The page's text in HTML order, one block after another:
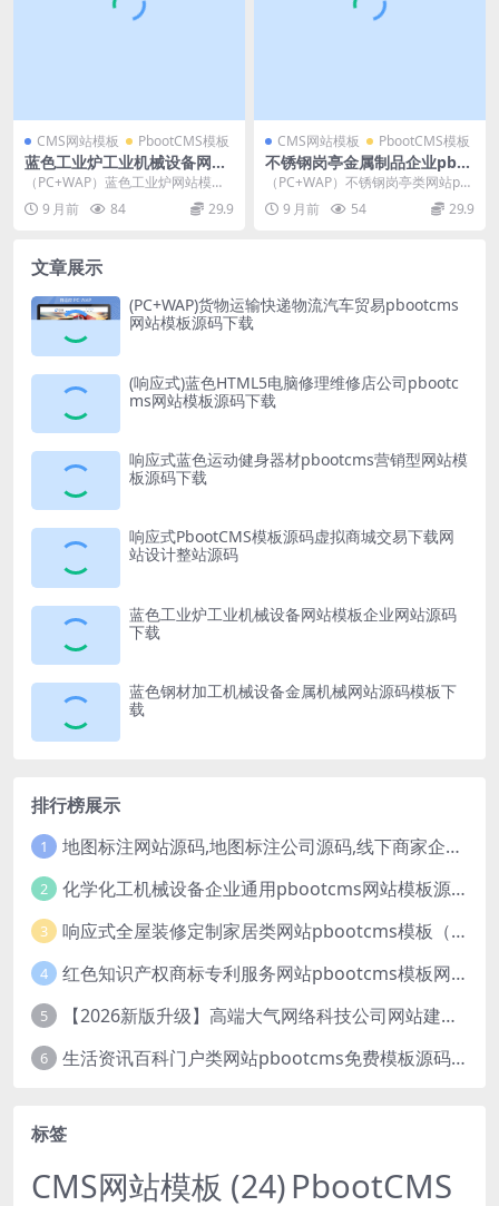
CMS网站模板 PbootCMS模板
蓝色工业炉工业机械设备网站
模板企业网站源码下载
（PC+WAP）蓝色工业炉网站模板
工业机械设备企业网站源码下载 pb
ootcm...
9 月前 84 29.9
CMS网站模板 PbootCMS模板
不锈钢岗亭金属制品企业pbo
otcms模板网站源码下载
（PC+WAP）不锈钢岗亭类网站pb
ootcms模板 金属制品企业网站源码
下载 ...
9 月前 54 29.9
文章展示
(PC+WAP)货物运输快递物流汽车贸易pbootcms
网站模板源码下载
(响应式)蓝色HTML5电脑修理维修店公司pbootc
ms网站模板源码下载
响应式蓝色运动健身器材pbootcms营销型网站模
板源码下载
响应式PbootCMS模板源码虚拟商城交易下载网
站设计整站源码
蓝色工业炉工业机械设备网站模板企业网站源码
下载
蓝色钢材加工机械设备金属机械网站源码模板下
载
排行榜展示
1 地图标注网站源码,地图标注公司源码,线下商家企业地图标注服务,店铺地图定位网站
2 化学化工机械设备企业通用pbootcms网站模板源码下载
3 响应式全屋装修定制家居类网站pbootcms模板（自适应手机端）绿色装修公司网站源码
4 红色知识产权商标专利服务网站pbootcms模板网站源码下载
5 【2026新版升级】高端大气网络科技公司网站建设官网源码模板下载
6 生活资讯百科门户类网站pbootcms免费模板源码下载
标签
CMS网站模板 (24)PbootCMS